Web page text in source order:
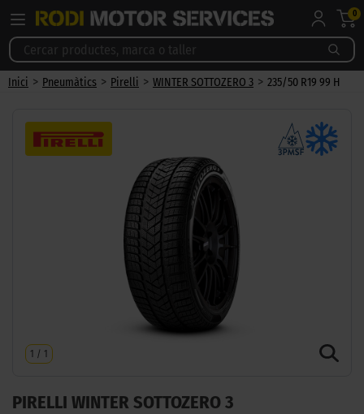
0
Inici > Pneumàtics > Pirelli > WINTER SOTTOZERO 3 > 235/50 R19 99 H
1 / 1
PIRELLI WINTER SOTTOZERO 3